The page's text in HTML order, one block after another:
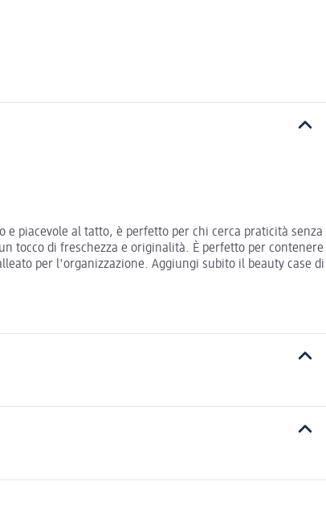
piacevole al tatto, è perfetto per chi cerca praticità senza
tocco di freschezza e originalità. È perfetto per contenere
per l'organizzazione. Aggiungi subito il beauty case di